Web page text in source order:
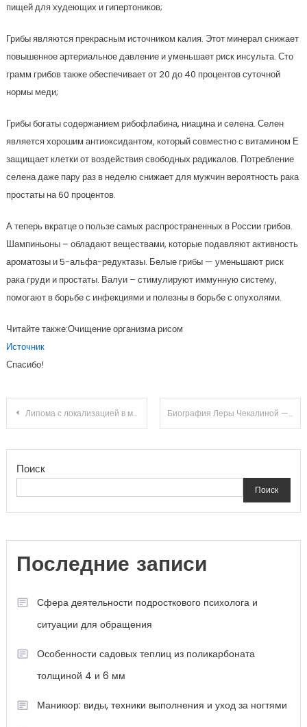
пищей для худеющих и гипертоников;
Грибы являются прекрасным источником калия. Этот минерал снижает
повышенное артериальное давление и уменьшает риск инсульта. Сто
грамм грибов также обеспечивает от 20 до 40 процентов суточной
нормы меди;
Грибы богаты содержанием рибофлабина, ниацина и селена. Селен
является хорошим антиоксидантом, который совместно с витамином Е
защищает клетки от воздействия свободных радикалов. Потребление
селена даже пару раз в неделю снижает для мужчин вероятность рака
простаты на 60 процентов.
А теперь вкратце о пользе самых распространенных в России грибов.
Шампиньоны – обладают веществами, которые подавляют активность
ароматозы и 5-альфа-редуктазы. Белые грибы — уменьшают риск
рака груди и простаты. Валуи – стимулируют иммунную систему,
помогают в борьбе с инфекциями и полезны в борьбе с опухолями.
Читайте также:Очищение организма рисом
Источник
Спасибо!
Навигация
записям
Липома с локализацией в молочной железе: стоит ли бить тревогу Биография Леры Чекалиной — удивительные истории из жизни талантливой актрисы, ее путь к успеху и важные события
Поиск
Поиск
Последние записи
Сфера деятельности подросткового психолога и
ситуации для обращения
Особенности садовых теплиц из поликарбоната
толщиной 4 и 6 мм
Маникюр: виды, техники выполнения и уход за ногтями